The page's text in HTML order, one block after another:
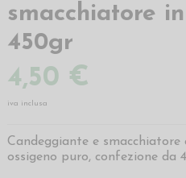
smacchiatore
450gr
4,50 €
iva inclusa
Candeggiante e smacchiatore
ossigeno puro, confezione da